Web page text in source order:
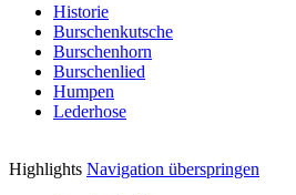
Historie
Burschenkutsche
Burschenhorn
Burschenlied
Humpen
Lederhose
Highlights Navigation überspringen